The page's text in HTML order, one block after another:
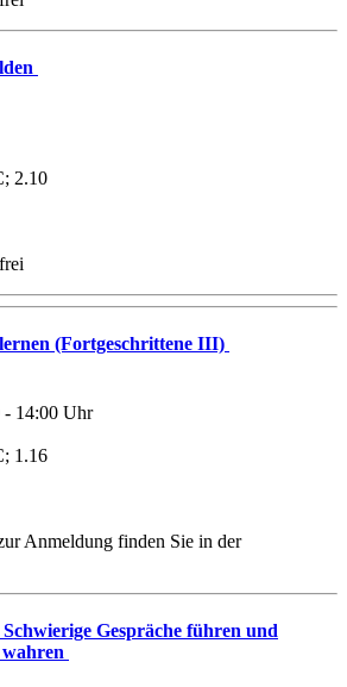
2.10
(Fortgeschrittene III)
- 14:00 Uhr
1.16
Anmeldung finden Sie in der
Gespräche führen und